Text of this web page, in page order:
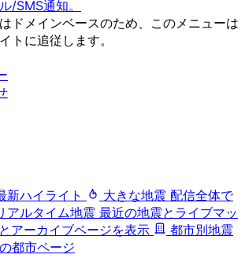
/SMS通知。
ドメインベースのため、このメニューは
トに追従します。
新ハイライト 大きな地震 配信全体で
アルタイム地震 最近の地震とライブマッ
アーカイブページを表示
都市別地震
都市ページ